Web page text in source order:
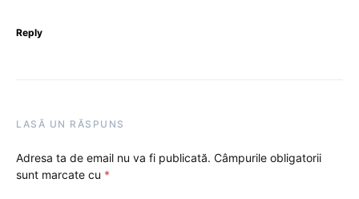
Reply
LASĂ UN RĂSPUNS
Adresa ta de email nu va fi publicată. Câmpurile obligatorii
sunt marcate cu *